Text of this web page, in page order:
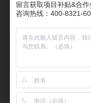
关于每
公司介
新闻动态
网站地
留言获取项目补贴&合
咨询热线：400-8321-